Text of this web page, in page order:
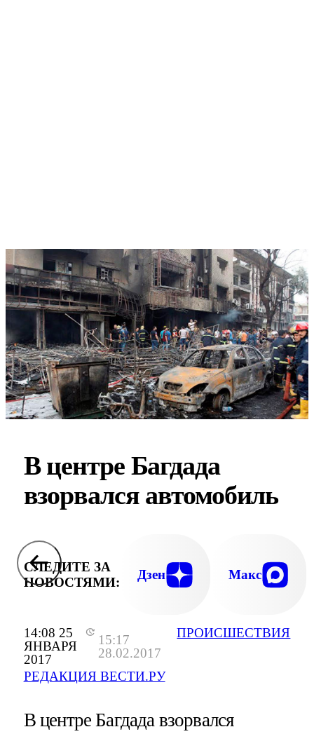
14:08 25
ЯНВАРЯ
2017
15:17
28.02.2017
РЕДАКЦИЯ ВЕСТИ.РУ
ПРОИСШЕСТВИЯ
В центре Багдада
взорвался автомобиль
СЛЕДИТЕ ЗА
НОВОСТЯМИ:
Дзен Макс
В центре Багдада взорвался